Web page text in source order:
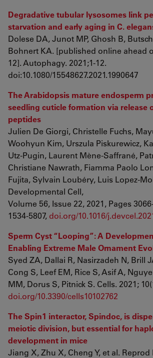
Degradative tubular lysosomes link
starvation and early aging in C.
Dolese DA, Junot MP, Ghosh B,
Bohnert KA. [published online ahead
12]. Autophagy. 2021;1-12.
doi:10.1080/15548627.2021.1990647
The Arabidopsis mature endosperm
seedling cuticle formation via release
peptides
Julien De Giorgi, Christelle Fuchs,
Woohyun Kim, Urszula Piskurewicz,
Utz-Pugin, Laurent Mène-Saffrané,
Christiane Nawrath, Fiamma Paolo
Fujita, Sylvain Loubéry, Luis Lopez-
Developmental Cell,
Volume 56, Issue 22, 2021, Pages
1534-5807, doi.org/10.1016/
Sperm Cyst “Looping”: A
Enabling Extreme Male Ornament
Syed ZA, Dallai R, Nasirzadeh N, Brill
Cong S, Leef EM, Rice S, Asif A,
MM, Dorus S, Pitnick S. Cells. 2021;
doi.org/10.3390/cells10102762
The Spin1 interactor, Spindoc, is
meiotic division, but essential for
development in mice
Jiang X, Zhu X, Cheng Y, et al.